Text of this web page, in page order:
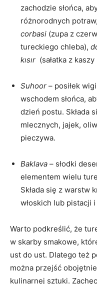
zachodzie ⁣słońca,⁢
różnorodnych
corbasi (zupa z
tureckiego chleba),
kısır
(sałatka ⁤z
Suhoor – posiłek
wschodem słońca,
dzień postu. Składa
mlecznych,‌ jajek,
pieczywa.
Baklava – słodki
elementem wielu
Składa się z warstw
włoskich lub pistacji
Warto⁤ podkreślić, że
w ⁢skarby smakowe,
‍ust⁣ do ust. Dlatego też
można przejść⁤
kulinarnej sztuki.